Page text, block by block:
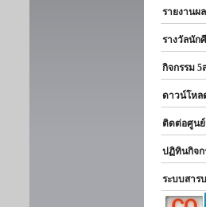
รายงานผล
รางวัลนักศึ
กิจกรรม 5
ดาวน์โหล
ติดต่อศูนย์
ปฏิทินกิจก
ระบบสาร